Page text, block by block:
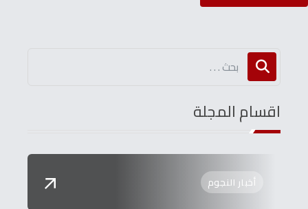
اقسام المجلة
أخبار النجوم